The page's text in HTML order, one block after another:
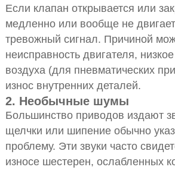
Если клапан открывается или
медленно или вообще не
тревожный сигнал. Причиной
неисправность двигателя,
воздуха (для пневматических
износ внутренних деталей.
2. Необычные шумы
Большинство приводов издают
щелчки или шипение обычно
проблему. Эти звуки часто
износе шестерен, ослабленных